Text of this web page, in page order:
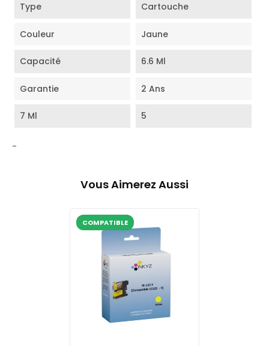
Type Cartouche
Couleur Jaune
Capacité 6.6 Ml
Garantie 2 Ans
7 Ml 5
-
Vous Aimerez Aussi
COMPATIBLE